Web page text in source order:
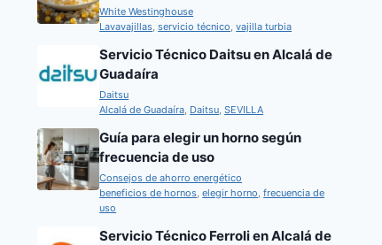
White Westinghouse
Lavavajillas ,servicio técnico ,vajilla turbia
Servicio Técnico Daitsu en Alcalá de
Guadaíra
Daitsu
Alcalá de Guadaíra Daitsu ,SEVILLA
Guía para elegir un horno según
frecuencia de uso
Consejos de ahorro energético
beneficios de hornos ,elegir horno ,frecuencia de
uso
Servicio Técnico Ferroli en Alcalá de